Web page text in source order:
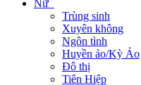
Nữ
Trùng sinh
Xuyên không
Ngôn tình
Huyền ảo/Kỳ Ảo
Đô thị
Tiên Hiệp